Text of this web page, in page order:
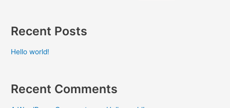
Recent Posts
Hello world!
Recent Comments